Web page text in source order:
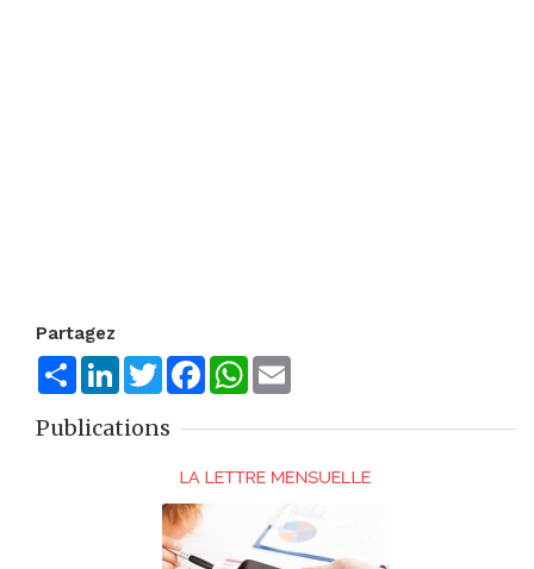
Partagez
ShareLinkedInTwitterFacebookWhatsApp
Publications